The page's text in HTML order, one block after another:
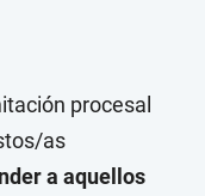
procesal
as
a aquellos